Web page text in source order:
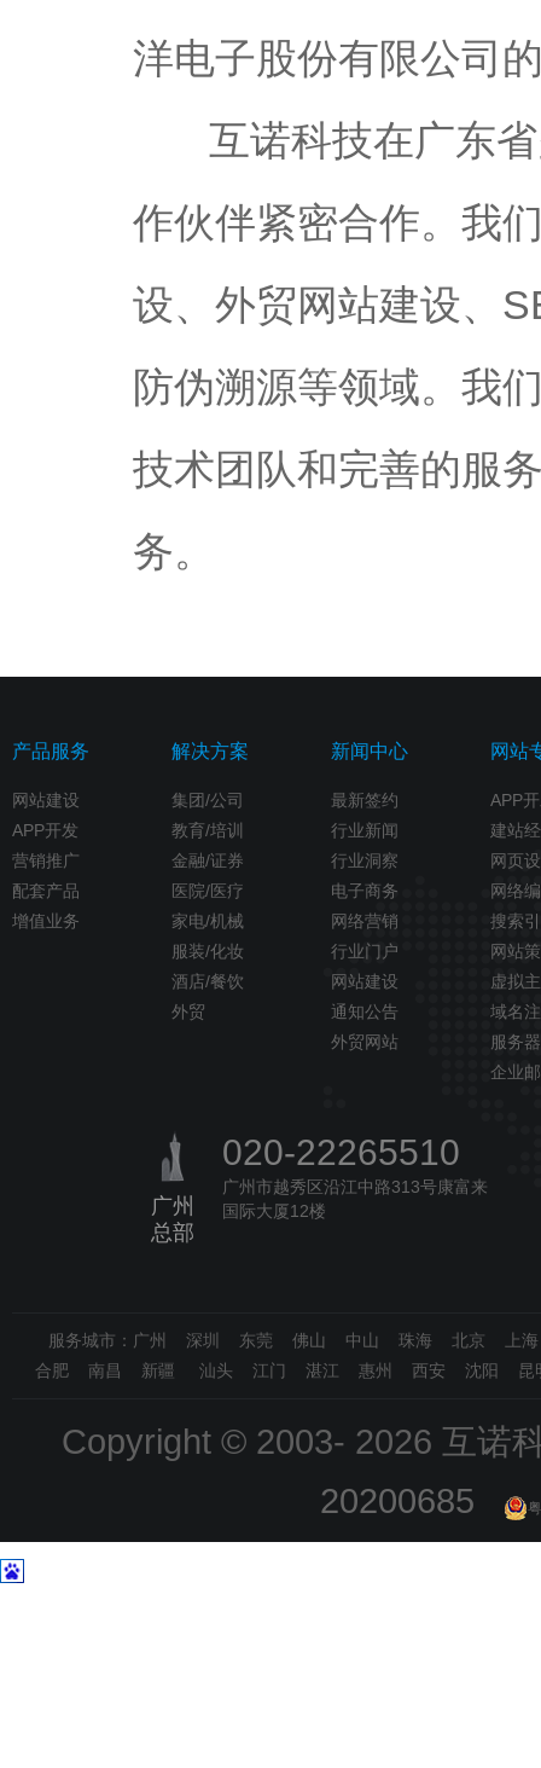
洋电子股份有限公司
互诺科技在广东省
作伙伴紧密合作。我
设、外贸网站建设、
防伪溯源等领域。我
技术团队和完善的服
务。
产品服务
网站建设
APP开发
营销推广
配套产品
增值业务
解决方案
集团/公司
教育/培训
金融/证券
医院/医疗
家电/机械
服装/化妆
酒店/餐饮
外贸
新闻中心
最新签约
行业新闻
行业洞察
电子商务
网络营销
行业门户
网站建设
通知公告
外贸网站
网站
APP
建站
网页
网络
搜索
网站
虚拟
域名
服务器
企业
广州
总部
020-22265510
广州市越秀区沿江中路313号康富来
国际大厦12楼
服务城市：广州 深圳 东莞 佛山 中山 珠海 北京
合肥 南昌 新疆 汕头 江门 湛江 惠州 西安 沈阳
Copyright © 2003- 2026 互诺
20200685